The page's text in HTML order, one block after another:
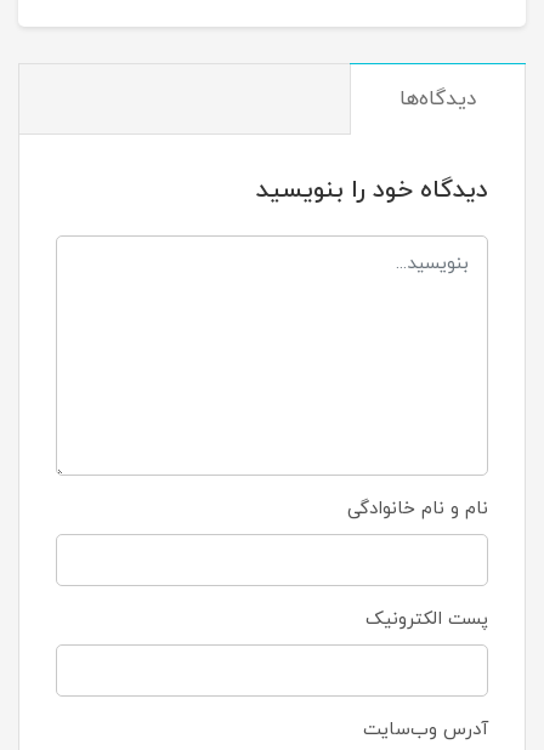
دیدگاه‌ها
دیدگاه خود را بنویسید
نام و نام خانوادگی
پست الکترونیک
آدرس وب‌سایت